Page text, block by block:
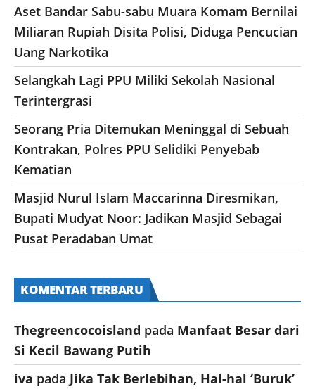
Aset Bandar Sabu-sabu Muara Komam Bernilai
Miliaran Rupiah Disita Polisi, Diduga Pencucian
Uang Narkotika
Selangkah Lagi PPU Miliki Sekolah Nasional
Terintergrasi
Seorang Pria Ditemukan Meninggal di Sebuah
Kontrakan, Polres PPU Selidiki Penyebab
Kematian
Masjid Nurul Islam Maccarinna Diresmikan,
Bupati Mudyat Noor: Jadikan Masjid Sebagai
Pusat Peradaban Umat
KOMENTAR TERBARU
Thegreencocoisland pada Manfaat Besar dari
Si Kecil Bawang Putih
iva pada Jika Tak Berlebihan, Hal-hal ‘Buruk’